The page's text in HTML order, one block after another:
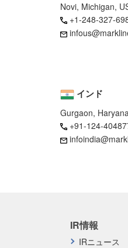
Novi, Michigan,
+1-248-327-
インド
Gurgaon,
+91-124-
IR情報
IRニュース